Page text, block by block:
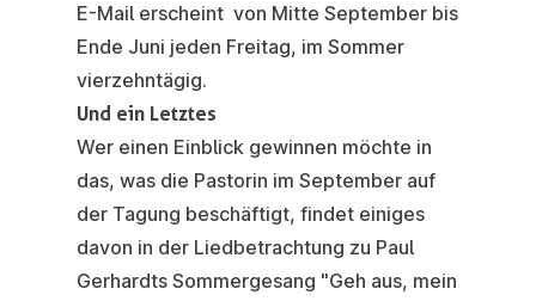
E-Mail erscheint von Mitte September bis
Ende Juni jeden Freitag, im Sommer
vierzehntägig.
Und ein Letztes
Wer einen Einblick gewinnen möchte in
das, was die Pastorin im September auf
der Tagung beschäftigt, findet einiges
davon in der Liedbetrachtung zu Paul
Gerhardts Sommergesang "Geh aus, mein